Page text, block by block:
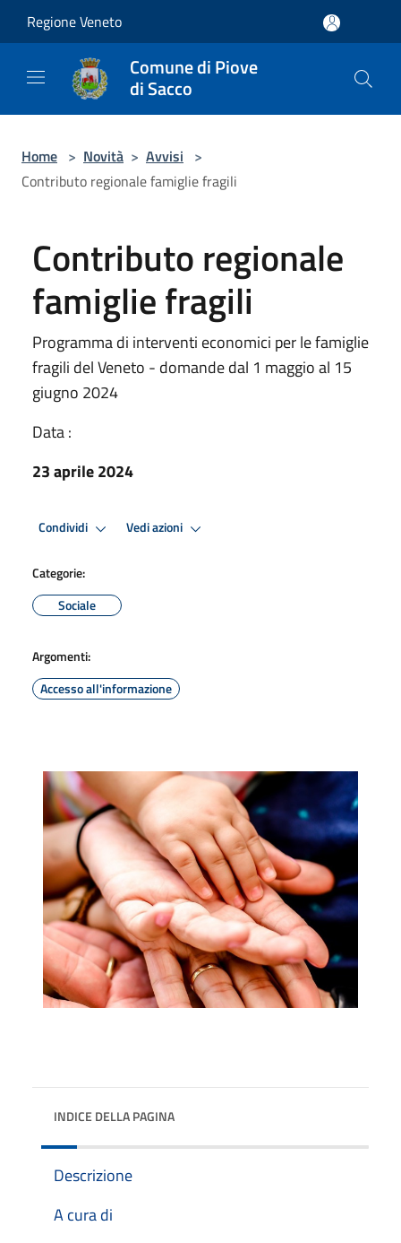
Regione Veneto
Comune di Piove
di Sacco
Home > Novità > Avvisi >
Contributo regionale famiglie fragili
Contributo regionale
famiglie fragili
Programma di interventi economici per le famiglie
fragili del Veneto - domande dal 1 maggio al 15
giugno 2024
Data :
23 aprile 2024
Condividi Vedi azioni
Categorie:
Sociale
Argomenti:
Accesso all'informazione
INDICE DELLA PAGINA
Descrizione
A cura di